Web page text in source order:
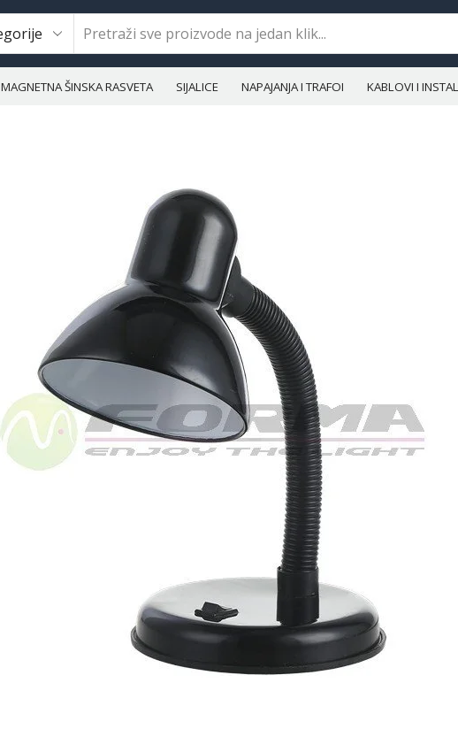
MAGNETNA ŠINSKA RASVETA SIJALICE NAPAJANJA I TRAFOI KABLOVI I